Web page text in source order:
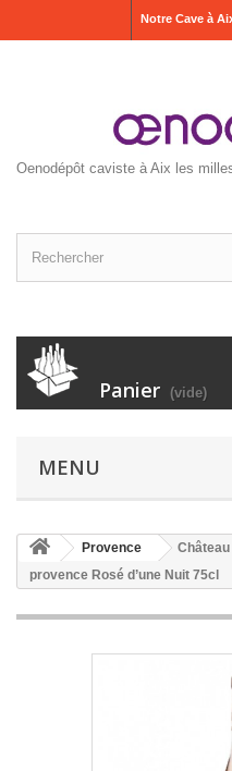
Notre Cave à
Oenodépôt caviste à Aix les
Panier (vide)
MENU
Provence
provence Rosé d’une Nuit 75cl